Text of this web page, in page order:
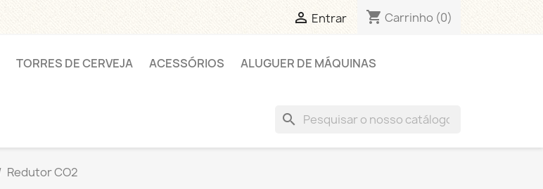
 Entrar shopping_cart Carrinho (0)
TORRES DE CERVEJA ACESSÓRIOS
ALUGUER DE MÁQUINAS
search
Redutor CO2